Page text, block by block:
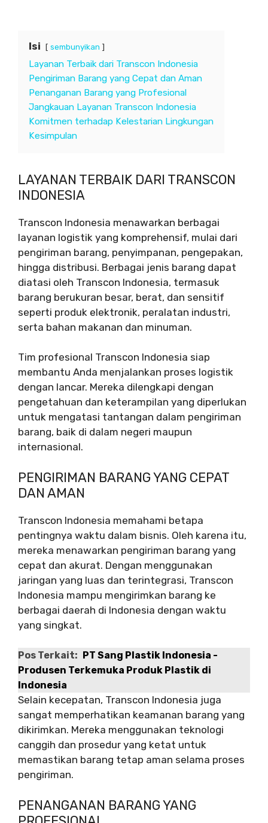
Isi sembunyikan
Layanan Terbaik dari Transcon Indonesia
Pengiriman Barang yang Cepat dan Aman
Penanganan Barang yang Profesional
Jangkauan Layanan Transcon Indonesia
Komitmen terhadap Kelestarian Lingkungan
Kesimpulan
LAYANAN TERBAIK DARI TRANSCON
INDONESIA
Transcon Indonesia menawarkan berbagai
layanan logistik yang komprehensif, mulai dari
pengiriman barang, penyimpanan, pengepakan,
hingga distribusi. Berbagai jenis barang dapat
diatasi oleh Transcon Indonesia, termasuk
barang berukuran besar, berat, dan sensitif
seperti produk elektronik, peralatan industri,
serta bahan makanan dan minuman.
Tim profesional Transcon Indonesia siap
membantu Anda menjalankan proses logistik
dengan lancar. Mereka dilengkapi dengan
pengetahuan dan keterampilan yang diperlukan
untuk mengatasi tantangan dalam pengiriman
barang, baik di dalam negeri maupun
internasional.
PENGIRIMAN BARANG YANG CEPAT
DAN AMAN
Transcon Indonesia memahami betapa
pentingnya waktu dalam bisnis. Oleh karena itu,
mereka menawarkan pengiriman barang yang
cepat dan akurat. Dengan menggunakan
jaringan yang luas dan terintegrasi, Transcon
Indonesia mampu mengirimkan barang ke
berbagai daerah di Indonesia dengan waktu
yang singkat.
Pos Terkait:
PT Sang Plastik Indonesia -
Produsen Terkemuka Produk Plastik di
Indonesia
Selain kecepatan, Transcon Indonesia juga
sangat memperhatikan keamanan barang yang
dikirimkan. Mereka menggunakan teknologi
canggih dan prosedur yang ketat untuk
memastikan barang tetap aman selama proses
pengiriman.
PENANGANAN BARANG YANG